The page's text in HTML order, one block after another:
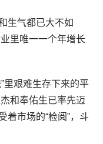
生气都已大不如
里唯一一个年增长
里艰难生存下来的平
和奉佑生已率先迈
着市场的“检阅”，斗